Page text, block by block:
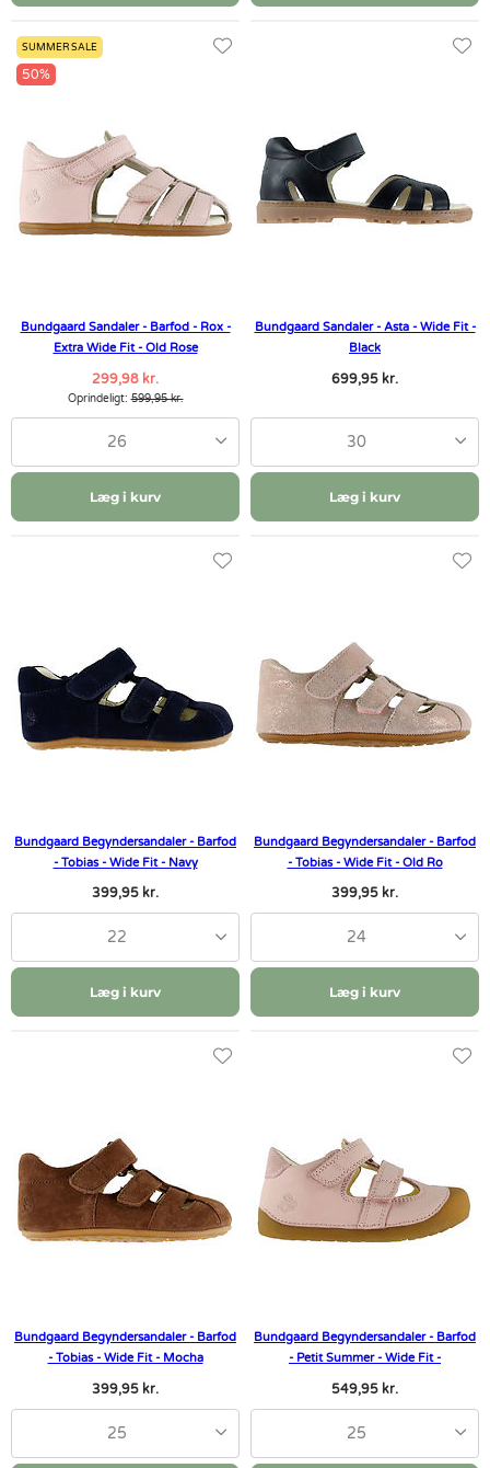
SUMMER SALE
50%
Bundgaard Sandaler - Barfod - Rox -
Extra Wide Fit - Old Rose
299,98 kr.
Oprindeligt:599,95 kr.
26
Læg i kurv
Bundgaard Sandaler - Asta - Wide Fit -
Black
699,95 kr.
30
Læg i kurv
Bundgaard Begyndersandaler - Barfod
- Tobias - Wide Fit - Navy
399,95 kr.
22
Læg i kurv
Bundgaard Begyndersandaler - Barfod
- Tobias - Wide Fit - Old Ro
399,95 kr.
24
Læg i kurv
Bundgaard Begyndersandaler - Barfod
- Tobias - Wide Fit - Mocha
399,95 kr.
25
Bundgaard Begyndersandaler - Barfod
- Petit Summer - Wide Fit -
549,95 kr.
25